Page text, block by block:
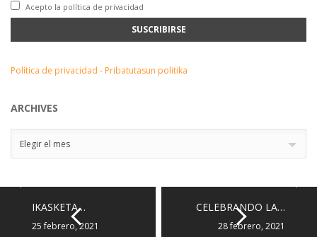
Acepto la política de privacidad
Política de privacidad - Pribatutasun politika
ARCHIVES
Elegir el mes
IKASKETA…
25 febrero, 2021
CELEBRANDO LA…
28 febrero, 2021